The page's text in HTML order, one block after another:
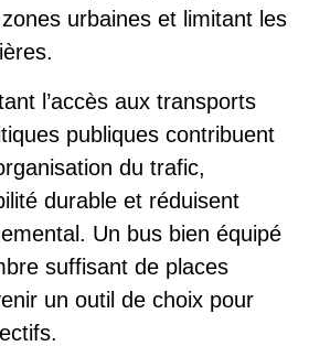
urbaines et limitant les
l’accès aux transports
publiques contribuent
du trafic,
durable et réduisent
Un bus bien équipé
suffisant de places
un outil de choix pour